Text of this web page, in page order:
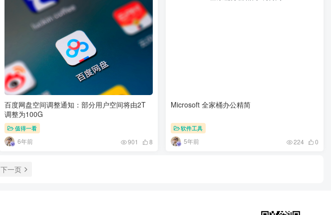
百度网盘空间调整通知：部分用户空间将由2T
调整为100G
值得一看
6年前 901 8
Microsoft 全家桶办公精简
软件工具
5年前 224 0
下一页